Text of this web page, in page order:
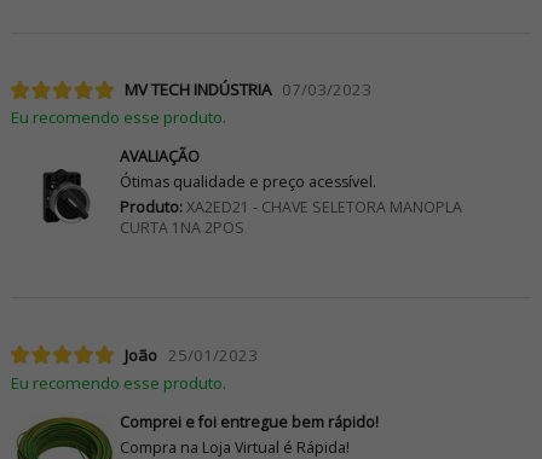
MV TECH INDÚSTRIA 07/03/2023
Eu recomendo esse produto.
AVALIAÇÃO
Ótimas qualidade e preço acessível.
Produto:XA2ED21 - CHAVE SELETORA MANOPLA
CURTA 1NA 2POS
João 25/01/2023
Eu recomendo esse produto.
Comprei e foi entregue bem rápido!
Compra na Loja Virtual é Rápida!